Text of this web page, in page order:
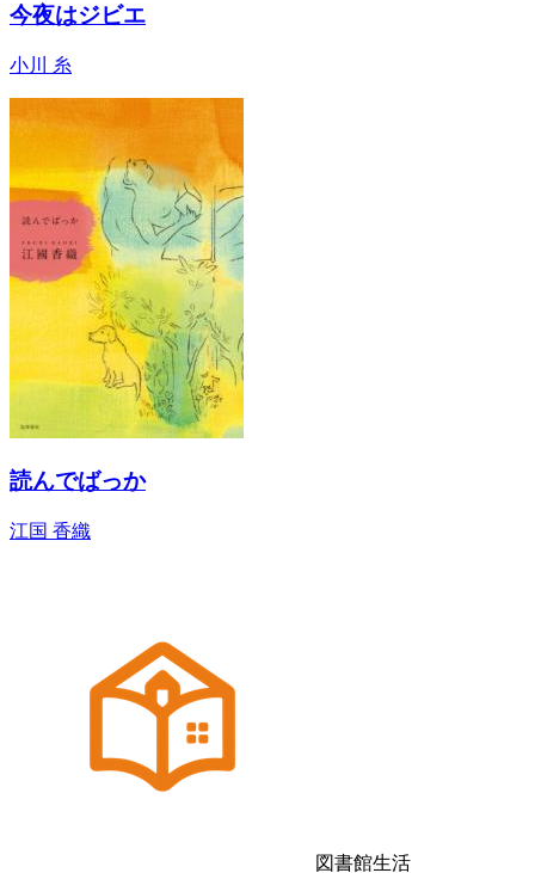
今夜はジビエ
小川 糸
読んでばっか
江国 香織
図書館生活